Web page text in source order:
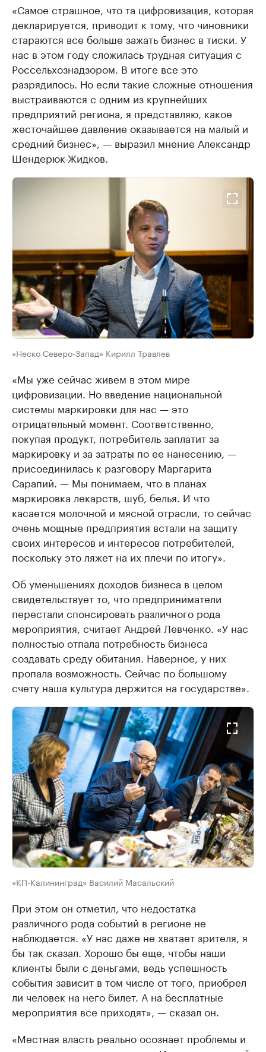
«Самое страшное, что та цифровизация, которая
декларируется, приводит к тому, что чиновники
стараются все больше зажать бизнес в тиски. У
нас в этом году сложилась трудная ситуация с
Россельхознадзором. В итоге все это
разрядилось. Но если такие сложные отношения
выстраиваются с одним из крупнейших
предприятий региона, я представляю, какое
жесточайшее давление оказывается на малый и
средний бизнес», — выразил мнение Александр
Шендерюк-Жидков.
«Неско Северо-Запад» Кирилл Травлев
«Мы уже сейчас живем в этом мире
цифровизации. Но введение национальной
системы маркировки для нас — это
отрицательный момент. Соответственно,
покупая продукт, потребитель заплатит за
маркировку и за затраты по ее нанесению, —
присоединилась к разговору Маргарита
Сарапий. — Мы понимаем, что в планах
маркировка лекарств, шуб, белья. И что
касается молочной и мясной отрасли, то сейчас
очень мощные предприятия встали на защиту
своих интересов и интересов потребителей,
поскольку это ляжет на их плечи по итогу».
Об уменьшениях доходов бизнеса в целом
свидетельствует то, что предприниматели
перестали спонсировать различного рода
мероприятия, считает Андрей Левченко. «У нас
полностью отпала потребность бизнеса
создавать среду обитания. Наверное, у них
пропала возможность. Сейчас по большому
счету наша культура держится на государстве».
«КП-Калининград» Василий Масальский
При этом он отметил, что недостатка
различного рода событий в регионе не
наблюдается. «У нас даже не хватает зрителя, я
бы так сказал. Хорошо бы еще, чтобы наши
клиенты были с деньгами, ведь успешность
события зависит в том числе от того, приобрел
ли человек на него билет. А на бесплатные
мероприятия все приходят», — сказал он.
«Местная власть реально осознает проблемы и